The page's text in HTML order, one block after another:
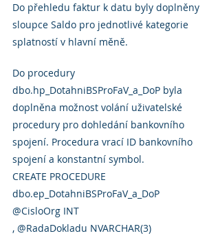
Do přehledu faktur k datu byly doplněny
sloupce Saldo pro jednotlivé kategorie
splatností v hlavní měně.
Do procedury
dbo.hp_DotahniBSProFaV_a_DoP byla
doplněna možnost volání uživatelské
procedury pro dohledání bankovního
spojení. Procedura vrací ID bankovního
spojení a konstantní symbol.
CREATE PROCEDURE
dbo.ep_DotahniBSProFaV_a_DoP
@CisloOrg INT
, @RadaDokladu NVARCHAR(3)